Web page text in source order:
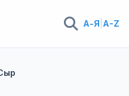
А-Я A-Z